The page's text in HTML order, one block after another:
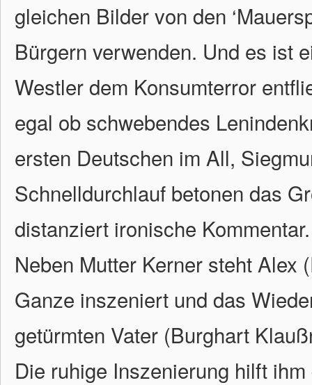
gleichen Bilder von den
Bürgern verwenden. Und es ist
Westler dem Konsumterror
egal ob schwebendes
ersten Deutschen im All,
Schnelldurchlauf betonen das
distanziert ironische Kommentar.
Neben Mutter Kerner steht Alex
Ganze inszeniert und das
getürmten Vater (Burghart
Die ruhige Inszenierung hilft